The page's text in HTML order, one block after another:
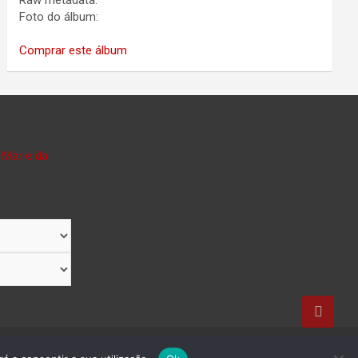
Foto do álbum:
Comprar este álbum